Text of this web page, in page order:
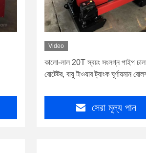
Video
কালো-লাল 20T স্বয়ং সংলগ্ন পাইপ
রোটেটর, বায়ু টাওয়ার ট্যাংক ঘূর্ণায়মান
সেরা মূল্য পান